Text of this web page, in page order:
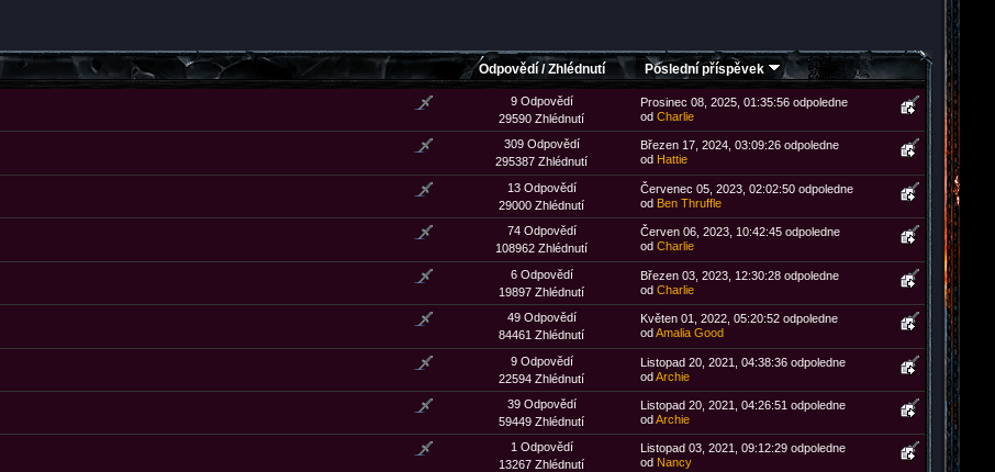
Odpovědí/Zhlédnutí Poslední příspěvek
9 Odpovědí
29590 Zhlédnutí
Prosinec 08, 2025, 01:35:56 odpoledne
od Charlie
309 Odpovědí
295387 Zhlédnutí
Březen 17, 2024, 03:09:26 odpoledne
od Hattie
13 Odpovědí
29000 Zhlédnutí
Červenec 05, 2023, 02:02:50 odpoledne
od Ben Thruffle
74 Odpovědí
108962 Zhlédnutí
Červen 06, 2023, 10:42:45 odpoledne
od Charlie
6 Odpovědí
19897 Zhlédnutí
Březen 03, 2023, 12:30:28 odpoledne
od Charlie
49 Odpovědí
84461 Zhlédnutí
Květen 01, 2022, 05:20:52 odpoledne
odAmalia Good
9 Odpovědí
22594 Zhlédnutí
Listopad 20, 2021, 04:38:36 odpoledne
odArchie
39 Odpovědí
59449 Zhlédnutí
Listopad 20, 2021, 04:26:51 odpoledne
odArchie
1 Odpovědí
13267 Zhlédnutí
Listopad 03, 2021, 09:12:29 odpoledne
od Nancy